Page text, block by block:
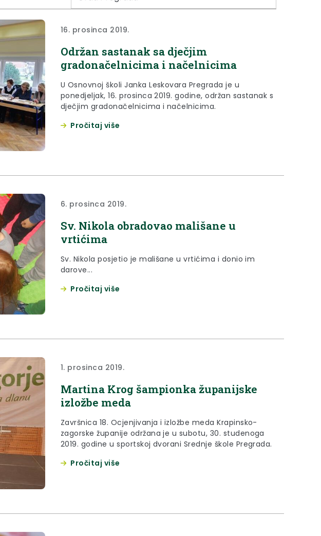
16. prosinca 2019.
Održan sastanak sa dječjim
gradonačelnicima i načelnicima
U Osnovnoj školi Janka Leskovara Pregrada je u
ponedjeljak, 16. prosinca 2019. godine, održan sastanak s
dječjim gradonačelnicima i načelnicima.
Pročitaj više
6. prosinca 2019.
Sv. Nikola obradovao mališane u
vrtićima
Sv. Nikola posjetio je mališane u vrtićima i donio im
darove...
Pročitaj više
1. prosinca 2019.
Martina Krog šampionka županijske
izložbe meda
Završnica 18. Ocjenjivanja i izložbe meda Krapinsko-
zagorske županije održana je u subotu, 30. studenoga
2019. godine u sportskoj dvorani Srednje škole Pregrada.
Pročitaj više